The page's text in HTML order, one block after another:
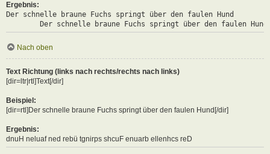
Ergebnis:
Der schnelle braune Fuchs springt über den faulen Hund
	Der schnelle braune Fuchs springt über den faulen Hund
Nach oben
Text Richtung (links nach rechts/rechts nach links)
[dir=ltr|rtl]Text[/dir]
Beispiel:
[dir=rtl]Der schnelle braune Fuchs springt über den faulen Hund[/dir]
Ergebnis:
Der schnelle braune Fuchs springt über den faulen Hund